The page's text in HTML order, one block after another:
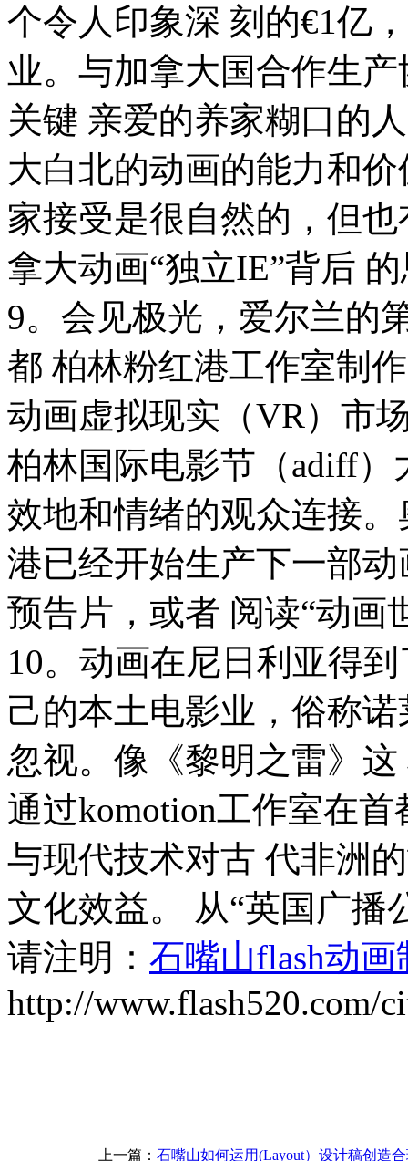
个令人印象深 刻的€1亿
业。与加拿大国合作生
关键 亲爱的养家糊口的
大白北的动画的能力和
家接受是很自然的，但
拿大动画“独立IE”背后
9。会见极光，爱尔兰的
都 柏林粉红港工作室制
动画虚拟现实（VR）市
柏林国际电影节（adiff
效地和情绪的观众连接
港已经开始生产下一部
预告片，或者 阅读“动画
10。动画在尼日利亚得
己的本土电影业，俗称
忽视。像《黎明之雷》
通过komotion工作室在
与现代技术对古 代非洲
文化效益。 从“英国广播
请注明： 石嘴山flash动
http://www.flash520.com/
上一篇： 石嘴山如何运用(Layout）设计稿创造